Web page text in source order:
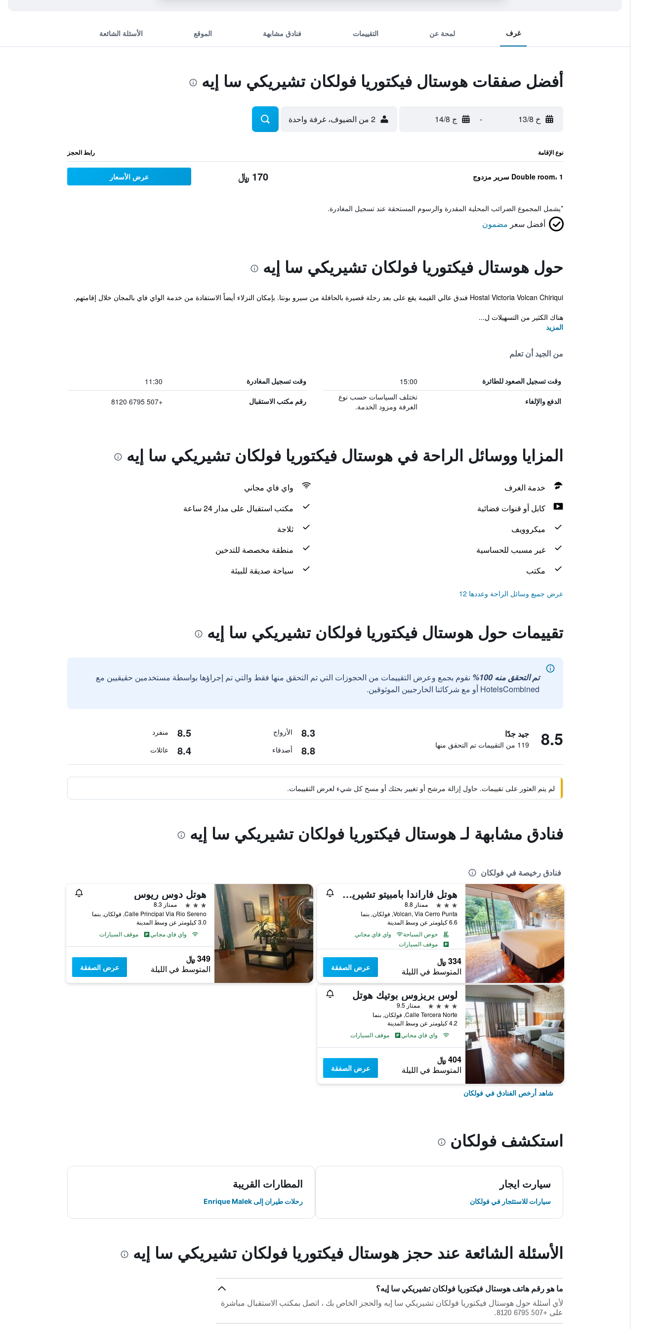
غرف لمحة عن التقييمات فنادق مشابهة الموقع الأسئلة الشائعة
أفضل صفقات هوستال فيكتوريا فولكان تشيريكي سا إيه
خ 13/8 - ج 14/8 2 من الضيوف، غرفة واحدة
نوع الإقامة رابط الحجز
Double room، 1 سرير مزدوج 170 ﷼ عرض الأسعار
*يشمل المجموع الضرائب المحلية المقدرة والرسوم المستحقة عند تسجيل المغادرة.
أفضل سعر مضمون
حول هوستال فيكتوريا فولكان تشيريكي سا إيه
Hostal Victoria Volcan Chiriqui فندق عالي القيمة يقع على بعد رحلة قصيرة بالحافلة من سيرو بونتا. بإمكان النزلاء أيضاً الاستفادة من خدمة الواي فاي بالمجان خلال إقامتهم.
هناك الكثير من التسهيلات ل...
المزيد
من الجيد أن تعلم
وقت تسجيل الصعود للطائرة 15:00 وقت تسجيل المغادرة 11:30
الدفع والإلغاء
تختلف السياسات حسب نوع
الغرفة ومزود الخدمة.
رقم مكتب الاستقبال +507 6795 8120
المزايا ووسائل الراحة في هوستال فيكتوريا فولكان تشيريكي سا إيه
خدمة الغرف
واي فاي مجاني
كابل أو قنوات فضائية
مكتب استقبال على مدار 24 ساعة
ميكروويف
ثلاجة
غير مسبب للحساسية
منطقة مخصصة للتدخين
مكتب
سياحة صديقة للبيئة
عرض جميع وسائل الراحة وعددها 12
تقييمات حول هوستال فيكتوريا فولكان تشيريكي سا إيه
تم التحقق منه 100%
نقوم بجمع وعرض التقييمات من الحجوزات التي تم التحقق منها فقط والتي تم إجراؤها بواسطة مستخدمين حقيقيين مع
HotelsCombined أو مع شركائنا الخارجيين الموثوقين.
8.5 جيد جدًا
119 من التقييمات تم التحقق منها
8.3 الأزواج 8.5 منفرد
8.8 أصدقاء 8.4 عائلات
لم يتم العثور على تقييمات. حاول إزالة مرشح أو تغيير بحثك أو مسح كل شيء لعرض التقييمات.
فنادق مشابهة لـ هوستال فيكتوريا فولكان تشيريكي سا إيه
فنادق رخيصة في فولكان
هوتل فاراندا بامبيتو تشيريكي، إهميمبر أوف راديسون إنديفيدوالز
3 نجوم
ممتاز 8.8
Volcan, Via Cerro Punta, فولكان, بنما
6.6 كيلومتر عن وسط المدينة
حوض السباحة
واي فاي مجاني
موقف السيارات
334 ﷼
المتوسط في الليلة عرض الصفقة
هوتل دوس ريوس
3 نجوم
ممتاز 8.3
Calle Principal Via Rio Sereno, فولكان, بنما
3.0 كيلومتر عن وسط المدينة
واي فاي مجاني
موقف السيارات
349 ﷼
المتوسط في الليلة عرض الصفقة
لوس بريزوس بوتيك هوتل
4 نجوم
ممتاز 9.5
Calle Tercera Norte, فولكان, بنما
4.2 كيلومتر عن وسط المدينة
واي فاي مجاني
موقف السيارات
404 ﷼
المتوسط في الليلة عرض الصفقة
شاهد أرخص الفنادق في فولكان
استكشف فولكان
سيارت ايجار
سيارات للاستئجار في فولكان
المطارات القريبة
رحلات طيران إلى Enrique Malek
الأسئلة الشائعة عند حجز هوستال فيكتوريا فولكان تشيريكي سا إيه
ما هو رقم هاتف هوستال فيكتوريا فولكان تشيريكي سا إيه؟
لأي أسئلة حول هوستال فيكتوريا فولكان تشيريكي سا إيه والحجز الخاص بك ، اتصل بمكتب الاستقبال مباشرة
على +507 6795 8120.